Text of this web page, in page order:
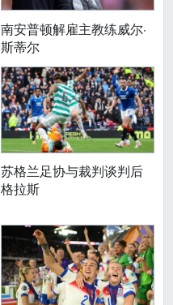
南安普顿解雇主教练威尔·
斯蒂尔
苏格兰足协与裁判谈判后
格拉斯